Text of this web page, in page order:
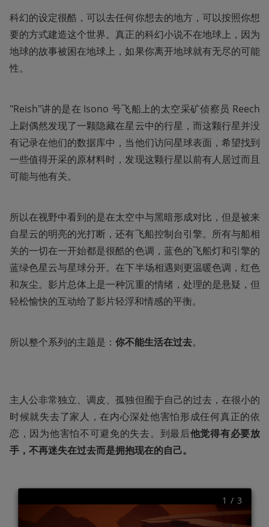
科幻的设定很酷，可以去任何你想去的地方，可以按照你想
要的方式建造这个世界。真正的科幻小说不在地球上，因为
地球的故事被困在地球上，如果你离开地球就有无尽的可能
性。
"Reish"讲的是在 Isono 号飞船上的太空采矿侦察员 Reech
上尉偶然发现了一颗隐藏在星云中的行星，而这颗行星并没
有记录在他们的数据库中，当他们访问星球表面，希望找到
一些值得开采的原材料时，发现这颗行星以前有人居过而且
可能与他有关。
所以在视野中看到的是在太空中与黑暗形成对比，但是被来
自星云的明亮的光打断，还有飞船控制台引擎。所有与船相
关的一切在一开始都是很酷的色调，蓝色的飞船灯和引擎的
蓝绿色星云与星球分开。在下半场相遇则更温暖色调，红色
和灰尘。影片总体上是一种沉重的情绪，处理的是悬疑，但
轻松愉快的互动给了影片轻浮和情感的平衡。
所以整个系列的主题是： 你不能生活在过去。
主人公非常独立、调皮、孤独但囿于自己的过去，在很小的
时候就失去了家人，在内心深处他害怕形成任何真正的依
恋，因为他害怕不可避免的失去。到最后他觉得有必要放
手，不再迷失在过去而是拥抱现在的自己。
1 / 3